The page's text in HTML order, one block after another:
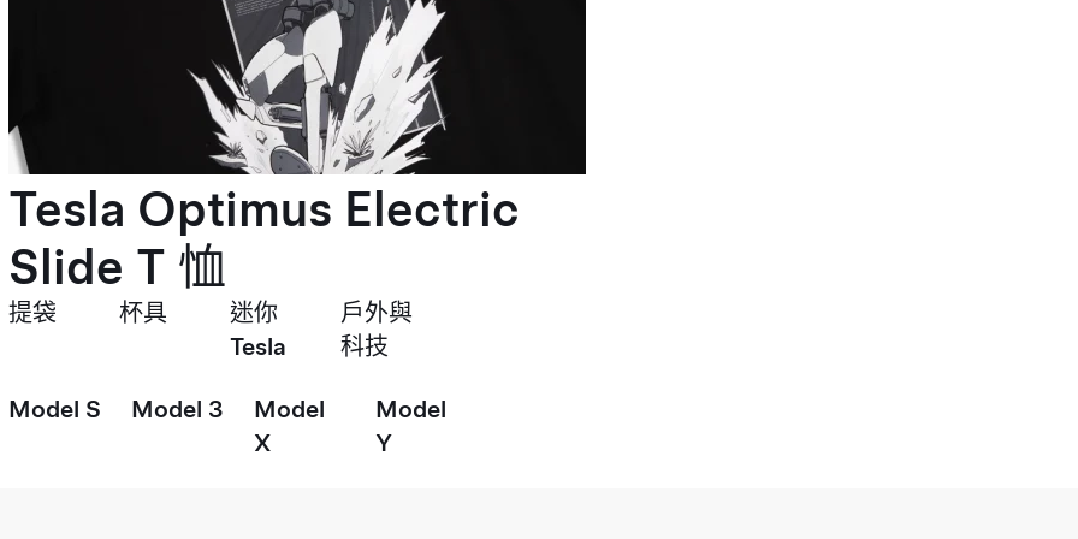
Tesla Optimus Electric
Slide T 恤
提袋 杯具
迷你
Tesla
戶外與
科技
Model S Model 3
Model
X
Model
Y